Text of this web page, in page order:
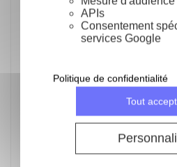
APIs
Consentement
services Google
Tout
Politique de confidentialité
Conservation temporaire
Gilac, fabricant français de
plus de 75 ans
commercialise ses produits
dans la Plastics Valley de l'Ain,
professionnels de la
commerciale, l’industrie agro-
boulangers-pâtissiers, les
établissements médicalisés.